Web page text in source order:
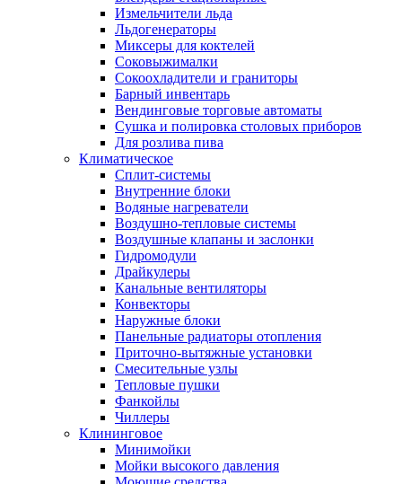
Измельчители льда
Льдогенераторы
Миксеры для коктелей
Соковыжималки
Сокоохладители и граниторы
Барный инвентарь
Вендинговые торговые автоматы
Сушка и полировка столовых приборов
Для розлива пива
Климатическое
Сплит-системы
Внутренние блоки
Водяные нагреватели
Воздушно-тепловые системы
Воздушные клапаны и заслонки
Гидромодули
Драйкулеры
Канальные вентиляторы
Конвекторы
Наружные блоки
Панельные радиаторы отопления
Приточно-вытяжные установки
Смесительные узлы
Тепловые пушки
Фанкойлы
Чиллеры
Клининговое
Минимойки
Мойки высокого давления